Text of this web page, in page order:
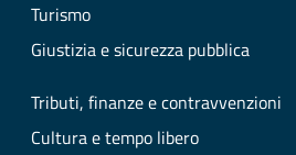
Turismo
Giustizia e sicurezza pubblica
Tributi, finanze e contravvenzioni
Cultura e tempo libero